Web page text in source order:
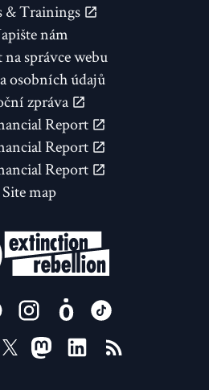
& Trainings
nám
správce webu
osobních údajů
zpráva
Report
Report
Report
Site map
US ON